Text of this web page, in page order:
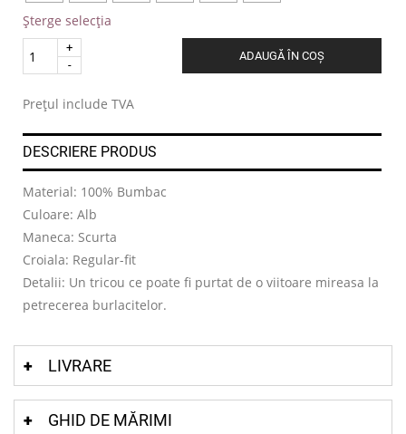
Șterge selecția
Quantity
ADAUGĂ ÎN COȘ
Prețul include TVA
DESCRIERE PRODUS
Material: 100% Bumbac
Culoare: Alb
Maneca: Scurta
Croiala: Regular-fit
Detalii: Un tricou ce poate fi purtat de o viitoare mireasa la
petrecerea burlacitelor.
LIVRARE
GHID DE MĂRIMI